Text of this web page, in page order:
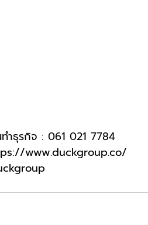
ำธุรกิจ : 061 021 7784
www.duckgroup.co/